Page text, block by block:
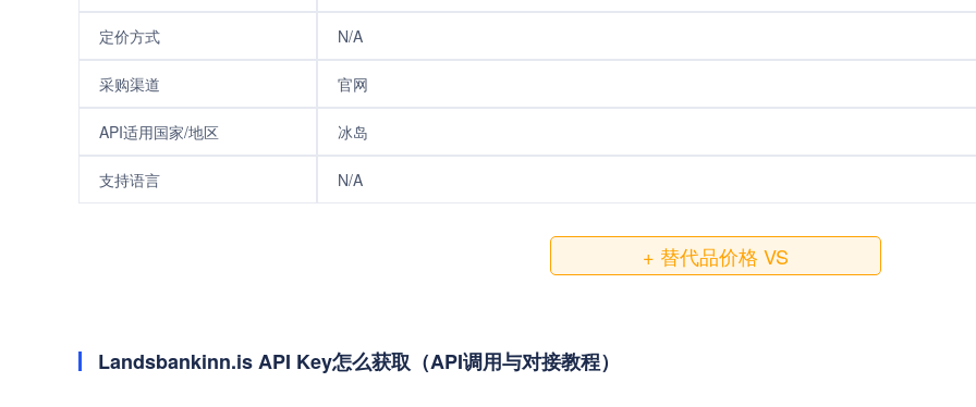
定价方式 N/A
采购渠道 官网
API适用国家/地区 冰岛
支持语言 N/A
+ 替代品价格 VS
Landsbankinn.is API Key怎么获取（API调用与对接教程）